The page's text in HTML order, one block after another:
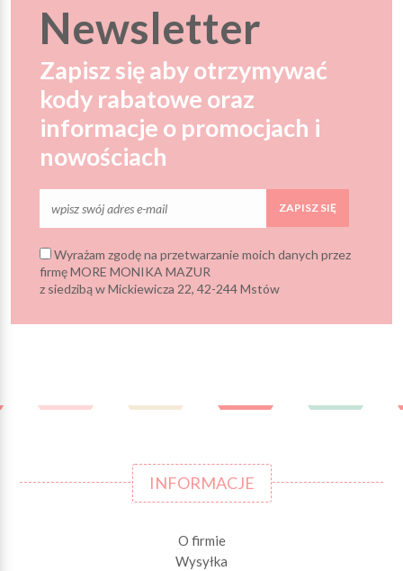
Newsletter
Zapisz się aby otrzymywać
kody rabatowe oraz
informacje o promocjach i
nowościach
ZAPISZ SIĘ
Wyrażam zgodę na przetwarzanie moich danych przez
firmę MORE MONIKA MAZUR
z siedzibą w Mickiewicza 22, 42-244 Mstów
INFORMACJE
O firmie
Wysyłka